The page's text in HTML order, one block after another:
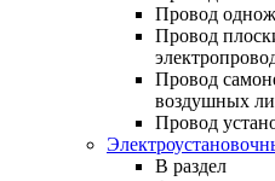
Провод
Провод
Провод
воздушных
Провод
В раздел